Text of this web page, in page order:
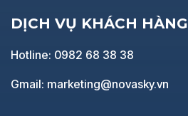
DỊCH VỤ KHÁCH HÀNG
Hotline: 0982 68 38 38
Gmail: marketing@novasky.vn